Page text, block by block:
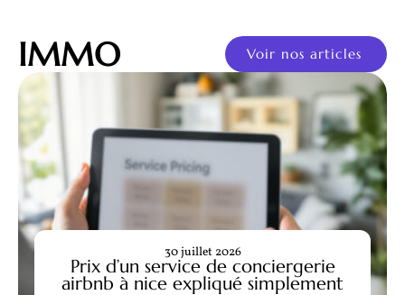
IMMO Voir nos articles
Prix d’un service de conciergerie
airbnb à nice expliqué simplement
30 juillet 2026